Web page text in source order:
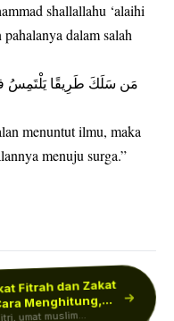
shallallahu ‘alaihi
dalam salah
مَن سَلَكَ طَرِيقًا يَلْتَمِسُ
menuntut ilmu, maka
menuju surga.”
Fitrah dan Zakat
Menghitung,
umat muslim
Tahun Baru
dan